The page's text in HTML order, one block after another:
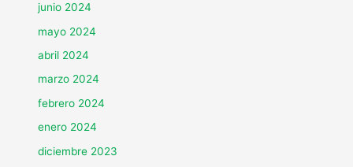
junio 2024
mayo 2024
abril 2024
marzo 2024
febrero 2024
enero 2024
diciembre 2023